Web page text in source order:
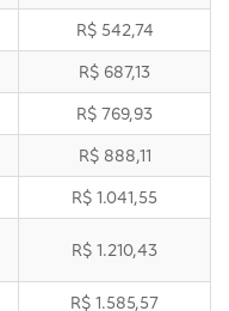
R$ 542,74
R$ 687,13
R$ 769,93
R$ 888,11
R$ 1.041,55
R$ 1.210,43
R$ 1.585,57